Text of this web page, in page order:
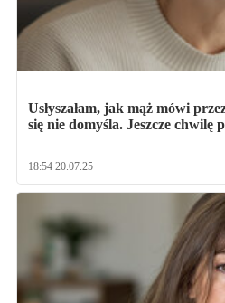
Usłyszałam, jak mąż mówi
się nie domyśla. Jeszcze chwilę
18:54 20.07.25